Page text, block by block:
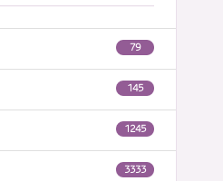
79
145
1245
3333